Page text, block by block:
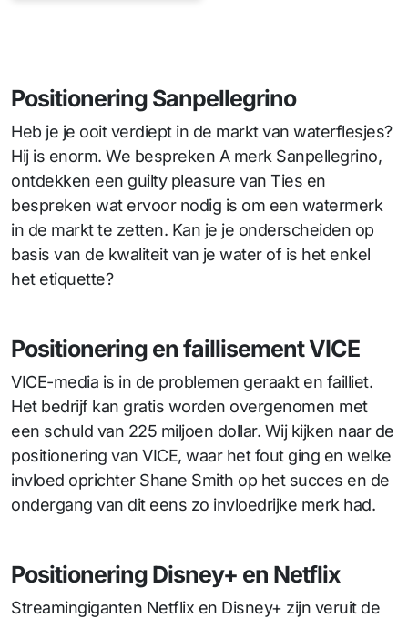
Positionering Sanpellegrino
Heb je je ooit verdiept in de markt van waterflesjes?
Hij is enorm. We bespreken A merk Sanpellegrino,
ontdekken een guilty pleasure van Ties en
bespreken wat ervoor nodig is om een watermerk
in de markt te zetten. Kan je je onderscheiden op
basis van de kwaliteit van je water of is het enkel
het etiquette?
Positionering en faillisement VICE
VICE-media is in de problemen geraakt en failliet.
Het bedrijf kan gratis worden overgenomen met
een schuld van 225 miljoen dollar. Wij kijken naar de
positionering van VICE, waar het fout ging en welke
invloed oprichter Shane Smith op het succes en de
ondergang van dit eens zo invloedrijke merk had.
Positionering Disney+ en Netflix
Streamingiganten Netflix en Disney+ zijn veruit de